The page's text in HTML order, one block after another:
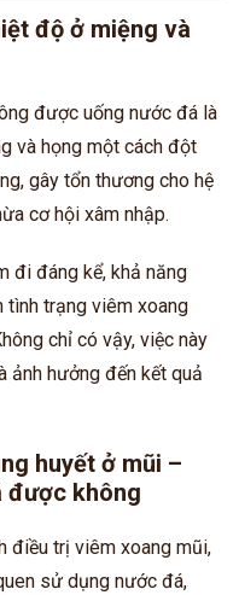
độ ở miệng và
được uống nước đá là
và họng một cách đột
gây tổn thương cho hệ
cơ hội xâm nhập.
đi đáng kể, khả năng
tình trạng viêm xoang
chỉ có vậy, việc này
ảnh hưởng đến kết quả
huyết ở mũi –
được không
điều trị viêm xoang mũi,
sử dụng nước đá,